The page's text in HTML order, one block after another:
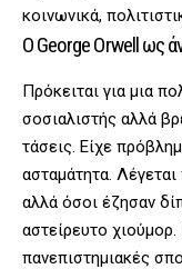
κοινωνικά,
Ο George Orwell ως
Πρόκειται για μια
σοσιαλιστής αλλά
τάσεις. Είχε
ασταμάτητα.
αλλά όσοι έζησαν
αστείρευτο
πανεπιστημιακές